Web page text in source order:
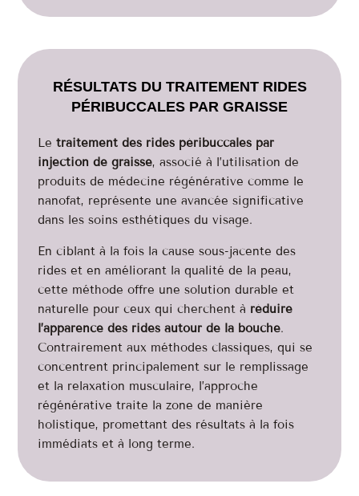
RÉSULTATS DU TRAITEMENT RIDES
PÉRIBUCCALES PAR GRAISSE
Letraitement des rides péribuccales par
injection de graisse, associé à l’utilisation de
produits de médecine régénérative comme le
nanofat, représente une avancée significative
dans les soins esthétiques du visage.
En ciblant à la fois la cause sous-jacente des
rides et en améliorant la qualité de la peau,
cette méthode offre une solution durable et
naturelle pour ceux qui cherchent à réduire
l’apparence des rides autour de la bouche.
Contrairement aux méthodes classiques, qui se
concentrent principalement sur le remplissage
et la relaxation musculaire, l’approche
régénérative traite la zone de manière
holistique, promettant des résultats à la fois
immédiats et à long terme.